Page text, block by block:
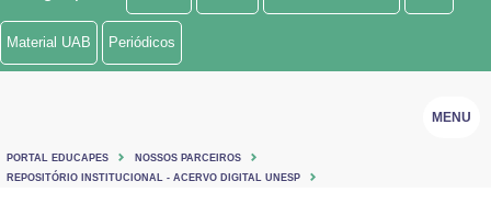
Ministério de Minas e Energia
Ministério do Turismo
MENU
Material UAB Periódicos
PORTAL EDUCAPES
NOSSOS PARCEIROS
REPOSITÓRIO INSTITUCIONAL - ACERVO DIGITAL UNESP